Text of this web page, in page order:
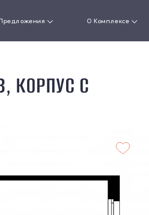
Предложения О Комплексе
Документы
КОРПУС C